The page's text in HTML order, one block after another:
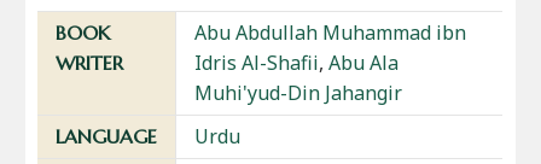
BOOK
WRITER
Abu Abdullah Muhammad ibn
Idris Al-Shafii,Abu Ala
Muhi'yud-Din Jahangir
LANGUAGE Urdu